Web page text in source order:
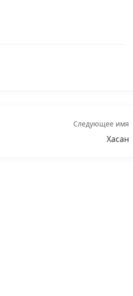
Следующее имя
Хасан